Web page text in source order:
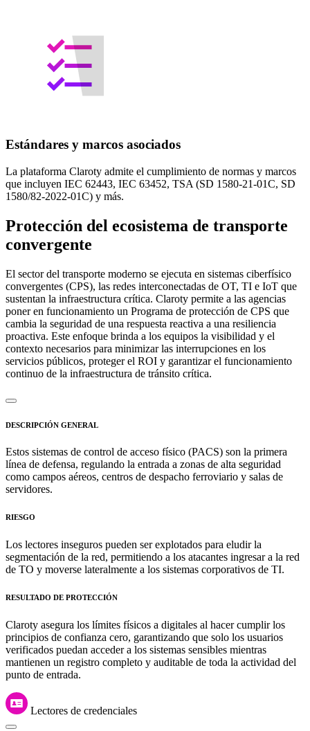
Estándares y marcos asociados
La plataforma Claroty admite el cumplimiento de normas y marcos
que incluyen IEC 62443, IEC 63452, TSA (SD 1580-21-01C, SD
1580/82-2022-01C) y más.
Protección del ecosistema de transporte
convergente
El sector del transporte moderno se ejecuta en sistemas ciberfísico
convergentes (CPS), las redes interconectadas de OT, TI e IoT que
sustentan la infraestructura crítica. Claroty permite a las agencias
poner en funcionamiento un Programa de protección de CPS que
cambia la seguridad de una respuesta reactiva a una resiliencia
proactiva. Este enfoque brinda a los equipos la visibilidad y el
contexto necesarios para minimizar las interrupciones en los
servicios públicos, proteger el ROI y garantizar el funcionamiento
continuo de la infraestructura de tránsito crítica.
DESCRIPCIÓN GENERAL
Estos sistemas de control de acceso físico (PACS) son la primera
línea de defensa, regulando la entrada a zonas de alta seguridad
como campos aéreos, centros de despacho ferroviario y salas de
servidores.
RIESGO
Los lectores inseguros pueden ser explotados para eludir la
segmentación de la red, permitiendo a los atacantes ingresar a la red
de TO y moverse lateralmente a los sistemas corporativos de TI.
RESULTADO DE PROTECCIÓN
Claroty asegura los límites físicos a digitales al hacer cumplir los
principios de confianza cero, garantizando que solo los usuarios
verificados puedan acceder a los sistemas sensibles mientras
mantienen un registro completo y auditable de toda la actividad del
punto de entrada.
Lectores de credenciales